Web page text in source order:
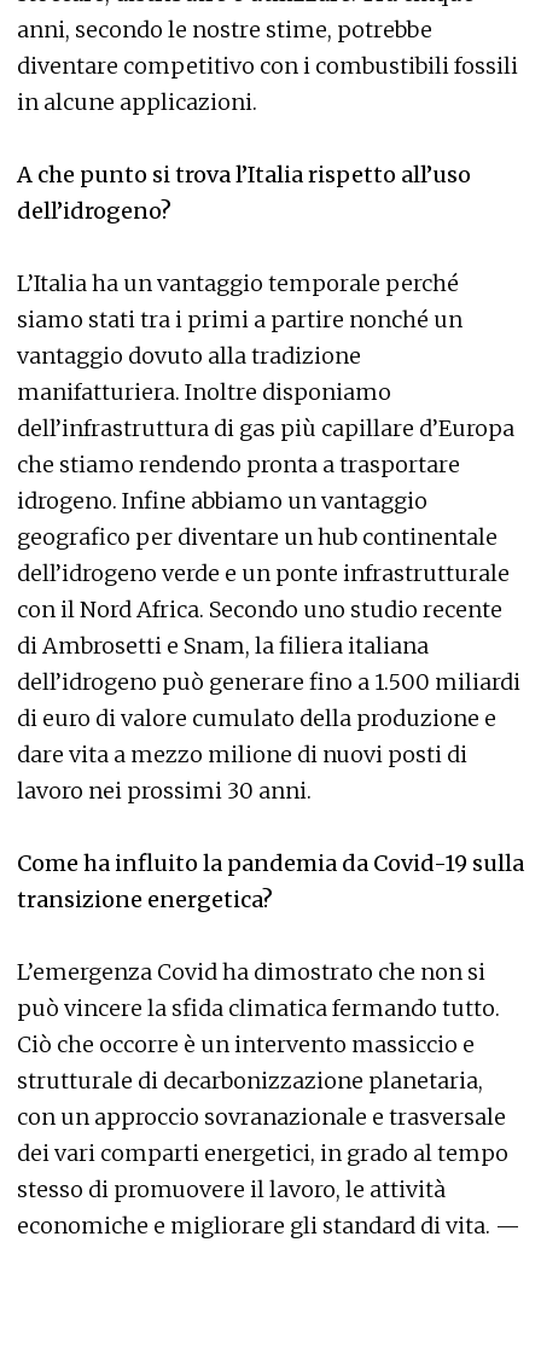
anni, secondo le nostre stime, potrebbe
diventare competitivo con i combustibili fossili
in alcune applicazioni.
A che punto si trova l’Italia rispetto all’uso
dell’idrogeno?
L’Italia ha un vantaggio temporale perché
siamo stati tra i primi a partire nonché un
vantaggio dovuto alla tradizione
manifatturiera. Inoltre disponiamo
dell’infrastruttura di gas più capillare d’Europa
che stiamo rendendo pronta a trasportare
idrogeno. Infine abbiamo un vantaggio
geografico per diventare un hub continentale
dell’idrogeno verde e un ponte infrastrutturale
con il Nord Africa. Secondo uno studio recente
di Ambrosetti e Snam, la filiera italiana
dell’idrogeno può generare fino a 1.500 miliardi
di euro di valore cumulato della produzione e
dare vita a mezzo milione di nuovi posti di
lavoro nei prossimi 30 anni.
Come ha influito la pandemia da Covid-19 sulla
transizione energetica?
L’emergenza Covid ha dimostrato che non si
può vincere la sfida climatica fermando tutto.
Ciò che occorre è un intervento massiccio e
strutturale di decarbonizzazione planetaria,
con un approccio sovranazionale e trasversale
dei vari comparti energetici, in grado al tempo
stesso di promuovere il lavoro, le attività
economiche e migliorare gli standard di vita. —